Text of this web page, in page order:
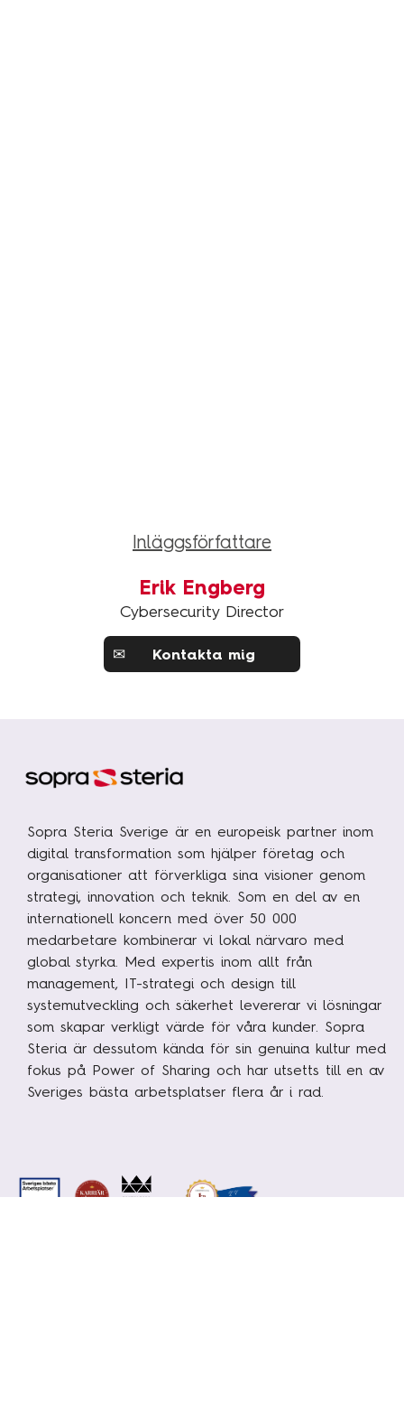
Inläggsförfattare
Erik Engberg
Cybersecurity Director
✉ Kontakta mig
Sopra Steria Sverige är en europeisk partner inom
digital transformation som hjälper företag och
organisationer att förverkliga sina visioner genom
strategi, innovation och teknik. Som en del av en
internationell koncern med över 50 000
medarbetare kombinerar vi lokal närvaro med
global styrka. Med expertis inom allt från
management, IT-strategi och design till
systemutveckling och säkerhet levererar vi lösningar
som skapar verkligt värde för våra kunder. Sopra
Steria är dessutom kända för sin genuina kultur med
fokus på Power of Sharing och har utsetts till en av
Sveriges bästa arbetsplatser flera år i rad.